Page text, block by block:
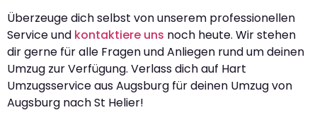
Überzeuge dich selbst von unserem professionellen
Service und kontaktiere uns noch heute. Wir stehen
dir gerne für alle Fragen und Anliegen rund um deinen
Umzug zur Verfügung. Verlass dich auf Hart
Umzugsservice aus Augsburg für deinen Umzug von
Augsburg nach St Helier!